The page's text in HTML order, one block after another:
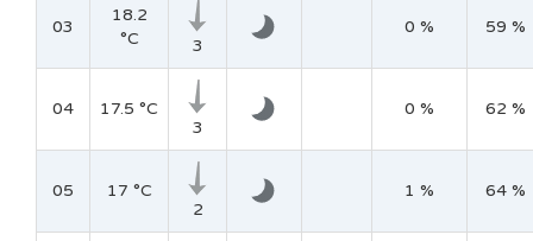
03
18.2
°C
3
0 % 59 %
04
17.5 °C
3
0 % 62 %
05
17 °C
2
1 % 64 %